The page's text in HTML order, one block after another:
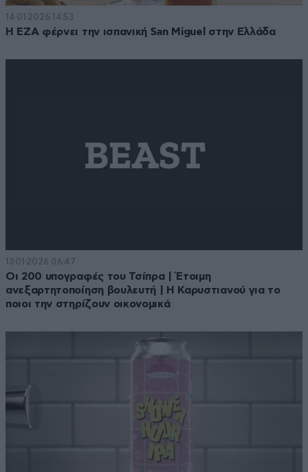
14·01·2026 14:53
Η ΕΖΑ φέρνει την ισπανική San Miguel στην Ελλάδα
13·01·2026 06:47
Οι 200 υπογραφές του Τσίπρα | Έτοιμη
ανεξαρτητοποίηση βουλευτή | Η Καρυστιανού για το
ποιοι την στηρίζουν οικονομικά